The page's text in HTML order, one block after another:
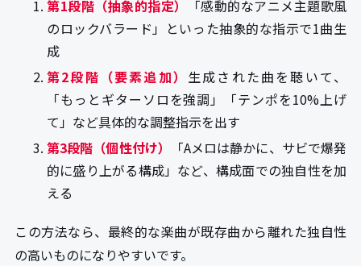
第1段階（抽象的指定）
「感動的なアニメ主題歌風
のロックバラード」といった抽象的な指示で1曲生
成
第2段階（要素追加） 生成された曲を聴いて、
「もっとギターソロを強調」「テンポを10%上げ
て」など具体的な調整指示を出す
第3段階（個性付け）
「Aメロは静かに、サビで爆発
的に盛り上がる構成」など、構成面での独自性を加
える
この方法なら、最終的な楽曲が既存曲から離れた独自性
の高いものになりやすいです。